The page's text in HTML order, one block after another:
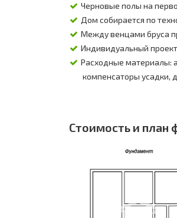
Черновые полы на
Дом собирается по
Между венцами бруса
Индивидуальный
Расходные материалы:
компенсаторы усадки,
Стоимость и план